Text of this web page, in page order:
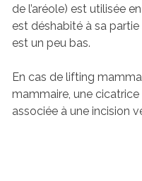
de l’aréole) est utilisée
est déshabité à sa
est un peu bas.
En cas de lifting
mammaire, une cicatrice
associée à une incision